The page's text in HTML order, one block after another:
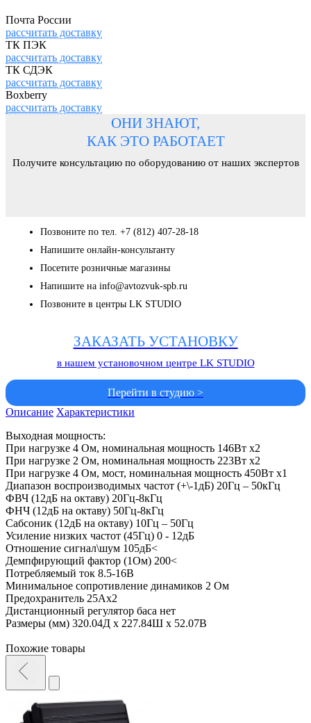
Почта России
рассчитать доставку
ТК ПЭК
рассчитать доставку
ТК СДЭК
рассчитать доставку
Boxberry
рассчитать доставку
ОНИ ЗНАЮТ,
КАК ЭТО РАБОТАЕТ
Получите консультацию по оборудованию от наших экспертов
Позвоните по тел. +7 (812) 407-28-18
Напишите онлайн-консультанту
Посетите розничные магазины
Напишите на info@avtozvuk-spb.ru
Позвоните в центры LK STUDIO
ЗАКАЗАТЬ УСТАНОВКУ
в нашем установочном центре LK STUDIO
Перейти в студию >
Описание Характеристики
Выходная мощность:
При нагрузке 4 Ом, номинальная мощность 146Вт x2
При нагрузке 2 Ом, номинальная мощность 223Вт x2
При нагрузке 4 Ом, мост, номинальная мощность 450Вт x1
Диапазон воспроизводимых частот (+\-1дБ) 20Гц – 50кГц
ФВЧ (12дБ на октаву) 20Гц-8кГц
ФНЧ (12дБ на октаву) 50Гц-8кГц
Сабсоник (12дБ на октаву) 10Гц – 50Гц
Усиление низких частот (45Гц) 0 - 12дБ
Отношение сигнал\шум 105дБ<
Демпфирующий фактор (1Ом) 200<
Потребляемый ток 8.5-16В
Минимальное сопротивление динамиков 2 Ом
Предохранитель 25Ax2
Дистанционный регулятор баса нет
Размеры (мм) 320.04Д x 227.84Ш x 52.07В
Похожие товары